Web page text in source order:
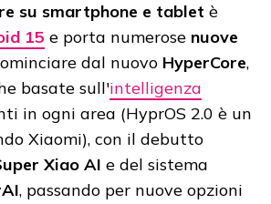
su smartphone e tablet è
15 e porta numerose nuove
dal nuovo HyperCore,
basate sull'intelligenza
in ogni area (HyprOS 2.0 è un
Xiaomi), con il debutto
Xiao AI e del sistema
, passando per nuove opzioni